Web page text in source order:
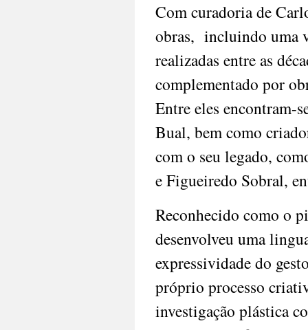
Com curadoria de
obras,  incluindo uma
realizadas entre as
complementado por
Entre eles encontram-
Bual, bem como
com o seu legado,
e Figueiredo Sobral,
Reconhecido como o
desenvolveu uma
expressividade do
próprio processo
investigação plástica